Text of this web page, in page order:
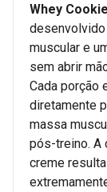
Whey
desenvolvido
muscular e
sem abrir
Cada porção
diretamente
massa
pós-treino. A
creme